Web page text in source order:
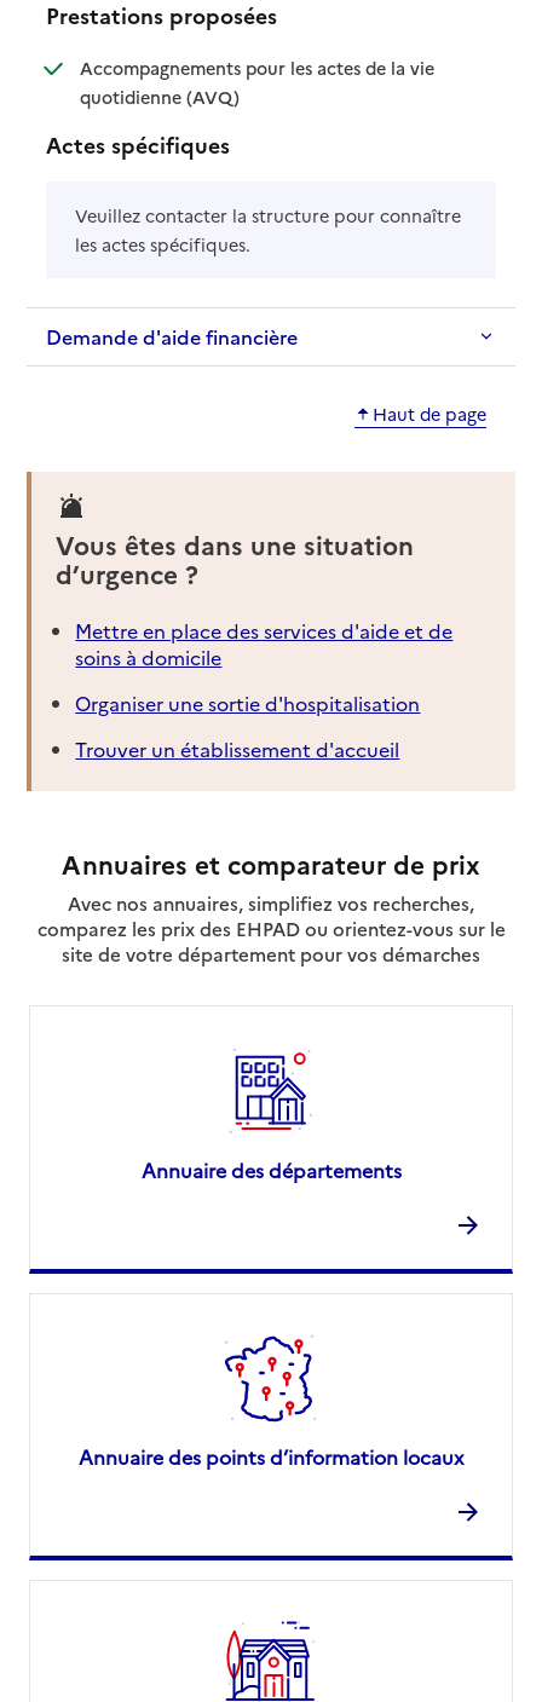
Prestations proposées
Accompagnements pour les actes de la vie
quotidienne (AVQ): disponible
: non disponible
Actes spécifiques
Veuillez contacter la structure pour connaître
les actes spécifiques.
Demande d'aide financière
Haut de page
Vous êtes dans une situation
d’urgence ?
Mettre en place des services d'aide et de
soins à domicile
Organiser une sortie d'hospitalisation
Trouver un établissement d'accueil
Annuaires et comparateur de prix
Avec nos annuaires, simplifiez vos recherches,
comparez les prix des EHPAD ou orientez-vous sur le
site de votre département pour vos démarches
Annuaire des départements
Annuaire des points d’information locaux